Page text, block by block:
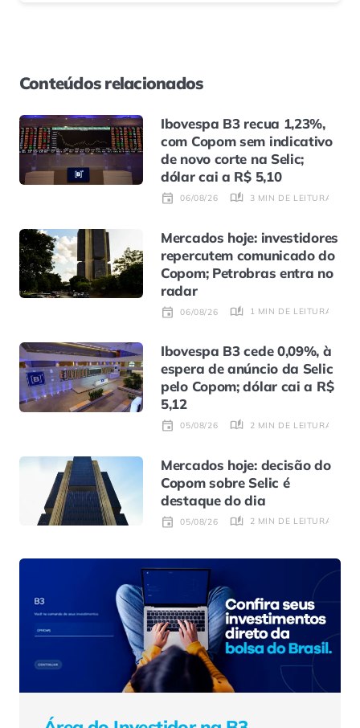
Conteúdos relacionados
Ibovespa B3 recua 1,23%,
com Copom sem indicativo
de novo corte na Selic;
dólar cai a R$ 5,10
06/08/26 3 MIN DE LEITURA
Mercados hoje: investidores
repercutem comunicado do
Copom; Petrobras entra no
radar
06/08/26 1 MIN DE LEITURA
Ibovespa B3 cede 0,09%, à
espera de anúncio da Selic
pelo Copom; dólar cai a R$
5,12
05/08/26 2 MIN DE LEITURA
Mercados hoje: decisão do
Copom sobre Selic é
destaque do dia
05/08/26 2 MIN DE LEITURA